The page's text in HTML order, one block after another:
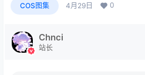
COS图集 4月29日 0
Chnci
站长